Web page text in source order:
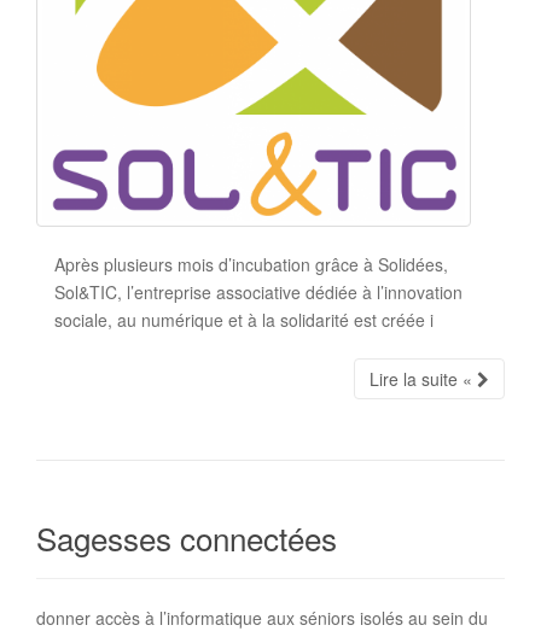
Après plusieurs mois d’incubation grâce à Solidées,
Sol&TIC, l’entreprise associative dédiée à l’innovation
sociale, au numérique et à la solidarité est créée i
Lire la suite «
Sagesses connectées
donner accès à l’informatique aux séniors isolés au sein du